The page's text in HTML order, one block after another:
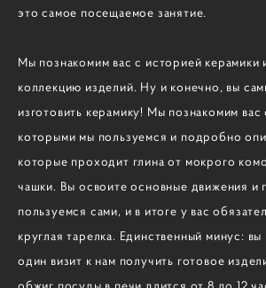
это самое посещаемое занятие.
Мы познакомим вас с историей керамики
коллекцию изделий. Ну и конечно, вы
изготовить керамику! Мы познакомим
которыми мы пользуемся и подробно
которые проходит глина от мокрого
чашки. Вы освоите основные движения и
пользуемся сами, и в итоге у вас
круглая тарелка. Единственный минус:
один визит к нам получить готовое